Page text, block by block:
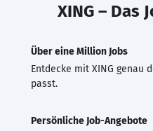
XING – Das
Über eine Million Jobs
Entdecke mit XING genau
passt.
Persönliche Job-Angebote